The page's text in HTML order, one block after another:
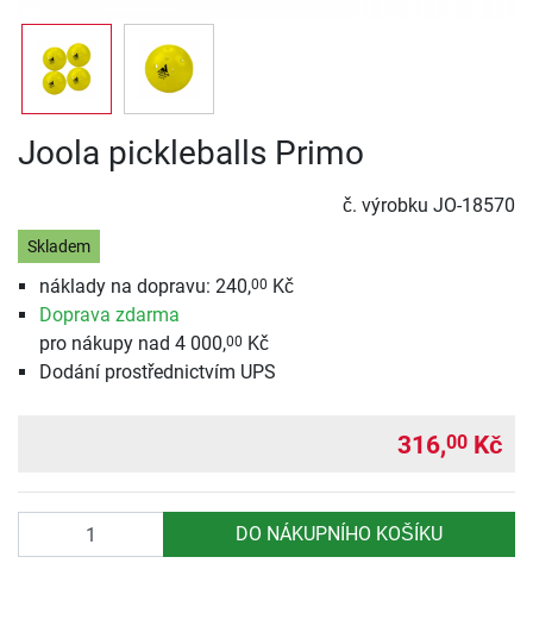
Joola pickleballs Primo
č. výrobku JO-18570
Skladem
náklady na dopravu: 240,00 Kč
Doprava zdarma
pro nákupy nad 4 000,00 Kč
Dodání prostřednictvím UPS
316,00 Kč
DO NÁKUPNÍHO KOŠÍKU